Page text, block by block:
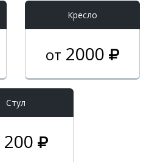
Кресло
от 2000
Стул
200